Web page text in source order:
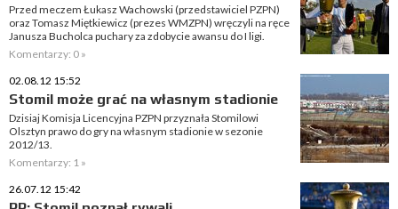
Przed meczem Łukasz Wachowski (przedstawiciel PZPN)
oraz Tomasz Miętkiewicz (prezes WMZPN) wręczyli na ręce
Janusza Bucholca puchary za zdobycie awansu do I ligi.
Komentarzy: 0 »
02.08.12 15:52
Stomil może grać na własnym stadionie
Dzisiaj Komisja Licencyjna PZPN przyznała Stomilowi
Olsztyn prawo do gry na własnym stadionie w sezonie
2012/13.
Komentarzy: 1 »
26.07.12 15:42